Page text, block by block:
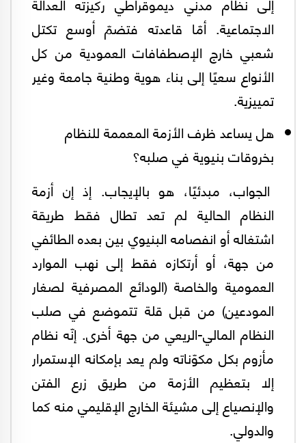
الاجتماعية. أمّا قاعدته فتضمّ أوسع تكتل
شعبي خارج الإصطفافات العمودية من كل
الأنواع سعيًا إلى بناء هوية وطنية جامعة وغير
تمييزية.
هل يساعد ظرف الأزمة المعممة للنظام
بخروقات بنيوية في صلبه؟
الجواب، مبدئيًا، هو بالإيجاب. إذ إن أزمة
النظام الحالية لم تعد تطال فقط طريقة
اشتغاله أو انفصامه البنيوي بين بعده الطائفي
من جهة، أو أرتكازه فقط إلى نهب الموارد
العمومية والخاصة (الودائع المصرفية لصغار
المودعين) من قبل قلة تتموضع في صلب
النظام المالي-الريعي من جهة أخرى. إنّه نظام
مأزوم بكل مكوّناته ولم يعد بإمكانه الإستمرار
إلا بتعظيم الأزمة من طريق زرع الفتن
والإنصياع إلى مشيئة الخارج الإقليمي منه كما
والدولي.